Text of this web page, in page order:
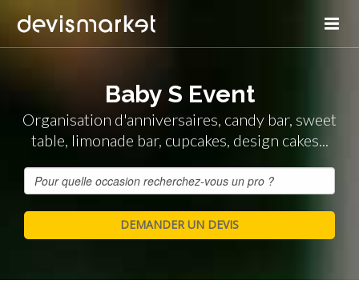
Baby S Event
Organisation d'anniversaires, candy bar, sweet
table, limonade bar, cupcakes, design cakes...